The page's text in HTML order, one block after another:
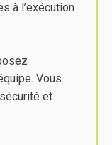
à l’exécution
Vous
et